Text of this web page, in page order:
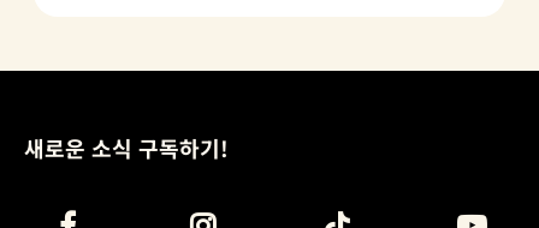
새로운 소식 구독하기!